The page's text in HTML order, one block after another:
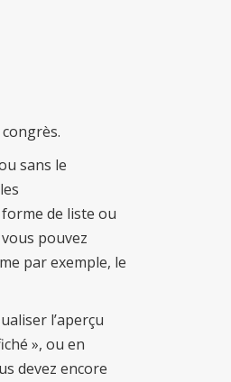
sans le
de liste ou
pouvez
par exemple, le
l’aperçu
», ou en
devez encore